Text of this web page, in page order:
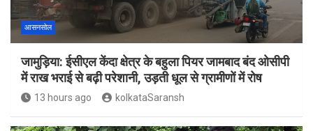
आसनसोल
जामुड़िया: ईसीएल केंदा क्षेत्र के बहुला पियर जामबाद बंद ओसीपी
में राख भराई से बढ़ी परेशानी, उड़ती धूल से ग्रामीणों में रोष
13 hours ago kolkataSaransh